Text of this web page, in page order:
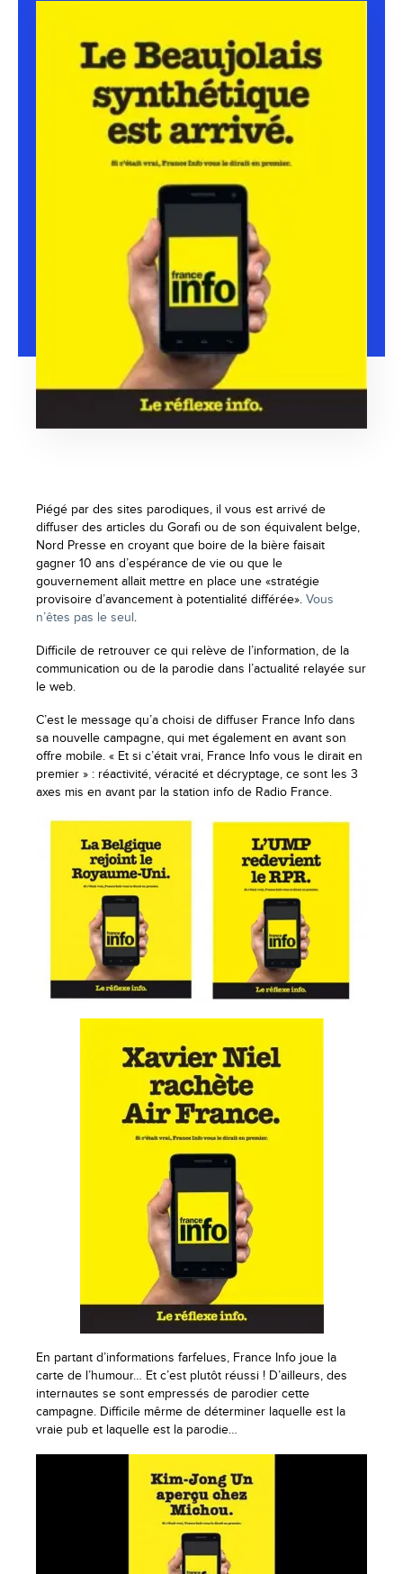
Piégé par des sites parodiques, il vous est arrivé de
diffuser des articles du Gorafi ou de son équivalent belge,
Nord Presse en croyant que boire de la bière faisait
gagner 10 ans d’espérance de vie ou que le
gouvernement allait mettre en place une «stratégie
provisoire d’avancement à potentialité différée». Vous
n’êtes pas le seul .
Difficile de retrouver ce qui relève de l’information, de la
communication ou de la parodie dans l’actualité relayée sur
le web.
C’est le message qu’a choisi de diffuser France Info dans
sa nouvelle campagne, qui met également en avant son
offre mobile. « Et si c’était vrai, France Info vous le dirait en
premier » : réactivité, véracité et décryptage, ce sont les 3
axes mis en avant par la station info de Radio France.
En partant d’informations farfelues, France Info joue la
carte de l’humour… Et c’est plutôt réussi ! D’ailleurs, des
internautes se sont empressés de parodier cette
campagne. Difficile mêrme de déterminer laquelle est la
vraie pub et laquelle est la parodie…